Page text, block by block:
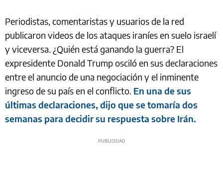
Periodistas, comentaristas y usuarios de la red
publicaron videos de los ataques iraníes en suelo israelí
y viceversa. ¿Quién está ganando la guerra? El
expresidente Donald Trump osciló en sus declaraciones
entre el anuncio de una negociación y el inminente
ingreso de su país en el conflicto. En una de sus
últimas declaraciones, dijo que se tomaría dos
semanas para decidir su respuesta sobre Irán.